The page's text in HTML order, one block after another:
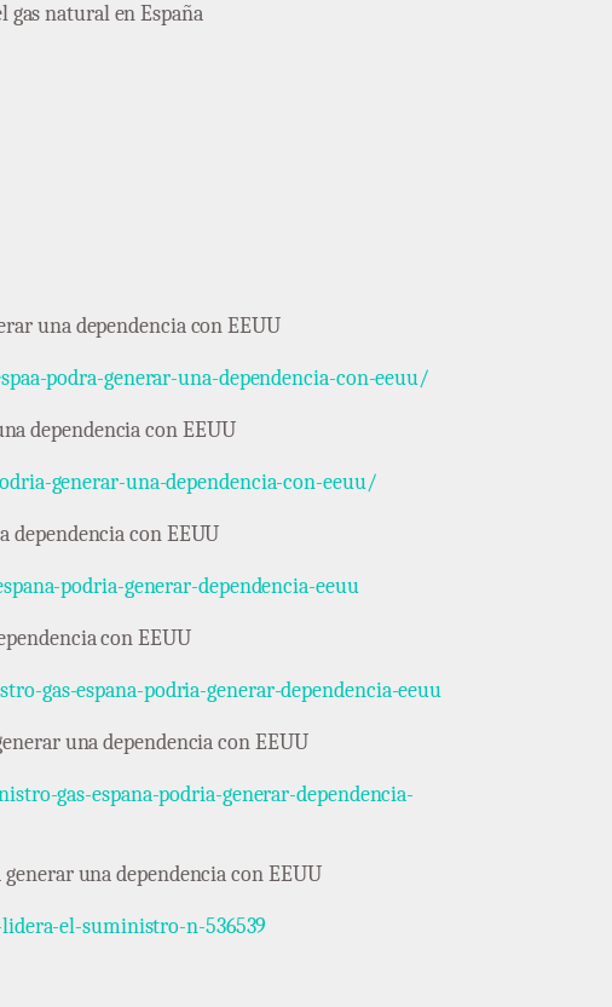
gas natural en España
una dependencia con EEUU
podra-generar-una-dependencia-con-eeuu/
dependencia con EEUU
generar-una-dependencia-con-eeuu/
dependencia con EEUU
podria-generar-dependencia-eeuu
con EEUU
gas-espana-podria-generar-dependencia-eeuu
una dependencia con EEUU
gas-espana-podria-generar-dependencia-
una dependencia con EEUU
el-suministro-n-536539